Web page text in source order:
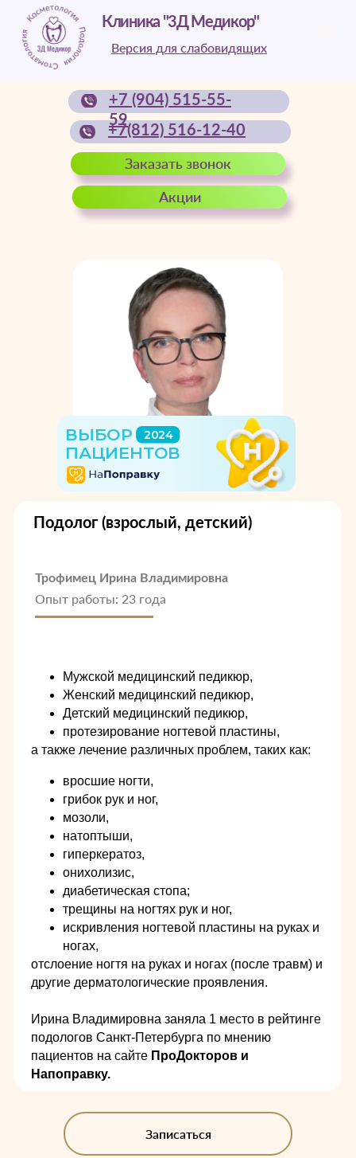
Версия для слабовидящих
+7 (904) 515-55-
59
+7(812) 516-12-40
Клиника "3Д Медикор"
Заказать звонок
Акции
Записаться
Трофимец Ирина Владимировна
Опыт работы: 23 года
Подолог (взрослый, детский)
Мужской медицинский педикюр,
Женский медицинский педикюр,
Детский медицинский педикюр,
протезирование ногтевой пластины,
а также лечение различных проблем, таких как:
вросшие ногти,
грибок рук и ног,
мозоли,
натоптыши,
гиперкератоз,
онихолизис,
диабетическая стопа;
трещины на ногтях рук и ног,
искривления ногтевой пластины на руках и
ногах,
отслоение ногтя на руках и ногах (после травм) и
другие дерматологические проявления.
Ирина Владимировна заняла 1 место в рейтинге
подологов Санкт-Петербурга по мнению
пациентов на сайте ПроДокторов и
Напоправку.